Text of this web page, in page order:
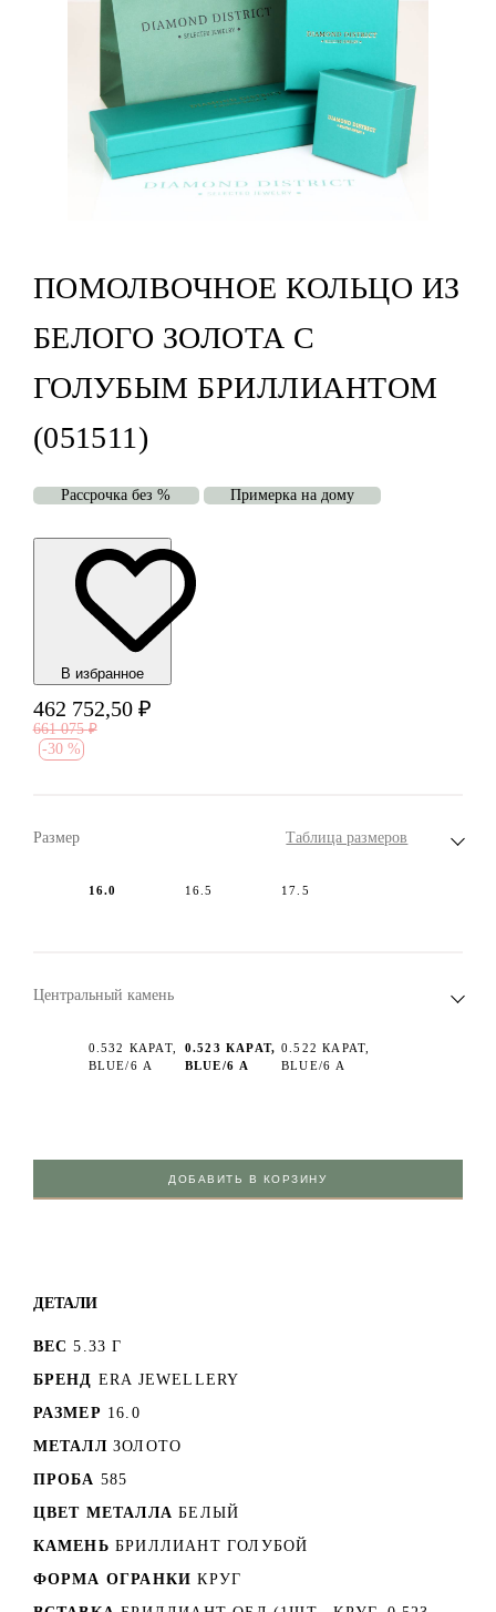
ПОМОЛВОЧНОЕ КОЛЬЦО ИЗ
БЕЛОГО ЗОЛОТА С
ГОЛУБЫМ БРИЛЛИАНТОМ
(051511)
Рассрочка без % Примерка на дому
В избранноe
462 752,50 ₽
661 075 ₽
-30 %
Размер Таблица размеров
16.0 16.5 17.5
Центральный камень
0.532 КАРАТ,
BLUE/6 А
0.523 КАРАТ,
BLUE/6 А
0.522 КАРАТ,
BLUE/6 А
ДОБАВИТЬ В КОРЗИНУ
ДЕТАЛИ
ВЕС 5.33 Г
БРЕНД ERA JEWELLERY
РАЗМЕР 16.0
МЕТАЛЛ ЗОЛОТО
ПРОБА 585
ЦВЕТ МЕТАЛЛА БЕЛЫЙ
КАМЕНЬ БРИЛЛИАНТ ГОЛУБОЙ
ФОРМА ОГРАНКИ КРУГ